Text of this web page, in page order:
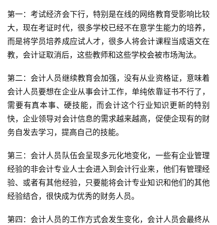
第一：考试经济会下行，特别是在线的网络教育受影响比较
大，现在考证时代，很多学校已经不在意学生能力的培养，
而是将学员培养成应试人才，很多人将会计课程当成语文在
教，会计证取消后，这些教师和这些学校会被市场淘汰。
第二：会计人员继续教育会加强，没有从业资格证，意味着
会计人员要想在企业从事会计工作，单纯依靠证书不行了，
需要有真本事、硬技能，而会计这个行业知识更新的特别
快，企业领导对会计信息的需求越来越高，促使企现有的财
务自发去学习，提高自己的技能。
第三：会计人员队伍会呈现多元化地变化，一些有企业管理
经验的非会计专业人士会进入到会计行业来，他们有管理经
验、或者有其他经验，只要能将会计专业知识和他们的其他
经验结合，很快成为优秀的财务人员。
第四：会计人员的工作方式会发生变化，会计人员会最终从